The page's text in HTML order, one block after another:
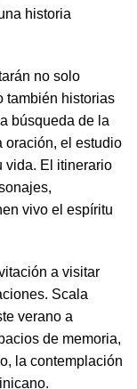
historia
no solo
también historias
búsqueda de la
oración, el estudio
vida. El itinerario
vivo el espíritu
a visitar
Scala
verano a
de memoria,
la contemplación